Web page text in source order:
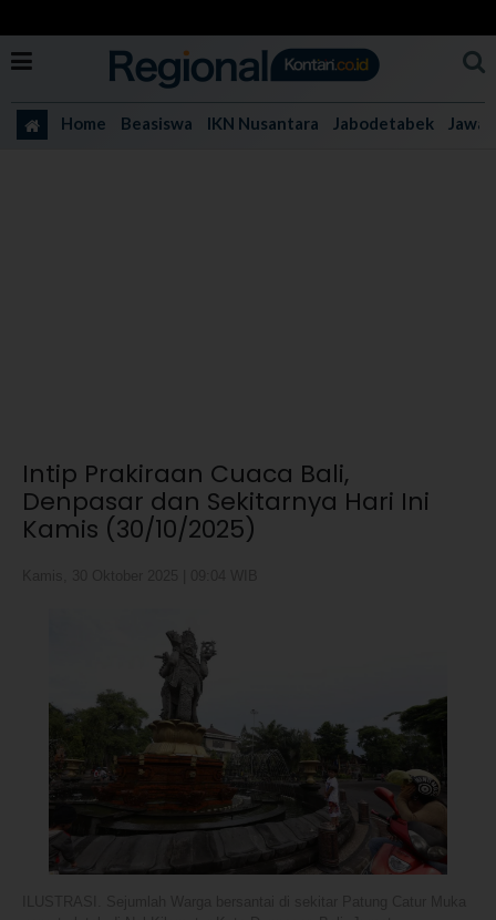
Home Beasiswa IKN Nusantara Jabodetabek Jawa
Intip Prakiraan Cuaca Bali,
Denpasar dan Sekitarnya Hari Ini
Kamis (30/10/2025)